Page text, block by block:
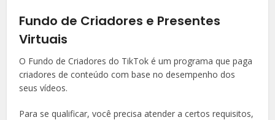
Fundo de Criadores e Presentes
Virtuais
O Fundo de Criadores do TikTok é um programa que paga
criadores de conteúdo com base no desempenho dos
seus vídeos.
Para se qualificar, você precisa atender a certos requisitos,